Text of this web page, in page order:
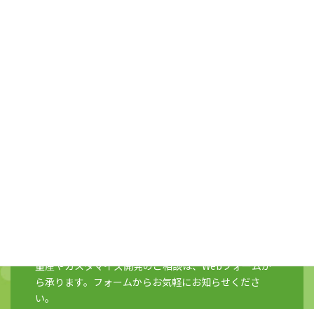
量産やカスタマイズ開発のご相談は、Webフォームか
ら承ります。フォームからお気軽にお知らせくださ
い。